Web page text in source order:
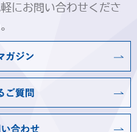
にお問い合わせくださ